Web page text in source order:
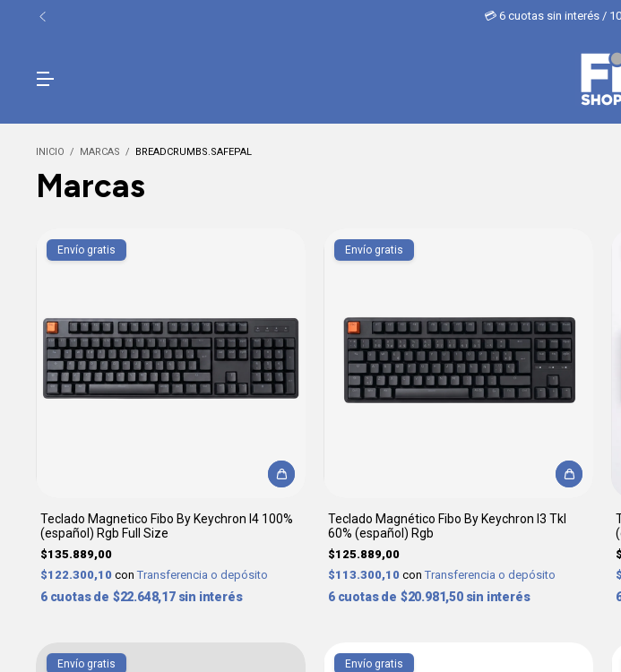
💳 6 cuotas sin interés /
INICIO / MARCAS / BREADCRUMBS.SAFEPAL
Marcas
Envío gratis
Teclado Magnetico Fibo By Keychron I4 100%
(español) Rgb Full Size
$135.889,00
$122.300,10 con Transferencia o depósito
6 $22.648,17 sin interés
Envío gratis
Teclado Magnético Fibo By Keychron I3 Tkl
60% (español) Rgb
$125.889,00
$113.300,10 con Transferencia o depósito
6 $20.981,50 sin interés
Envío gratis Envío gratis